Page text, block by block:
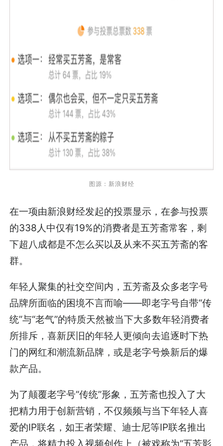
图源： 新浪财经
在一项由新浪财经发起的投票显示，在参与投票
的338人中仅有19%的消费者是五芳斋常客，剩
下超八成都是不怎么买以及从来不买五芳斋的客
群。
年轻人聚集的社交空间内，五芳斋及众多老字号
品牌所面临的困境不言而喻——即老字号自带“传
统”与“老气”的特质天然被当下大多数年轻消费者
所排斥，喜新厌旧的年轻人更倾向去追逐时下热
门的网红和潮流新品牌，或是老字号焕新后的爆
款产品。
为了颠覆老字号“传统”形象，五芳斋也投入了大
把精力用于创新营销，不仅频频与当下年轻人喜
爱的IP联名，如王者荣耀、迪士尼等IP联名推出
产品，将精力投入视频创作上（被戏称为“五芳影